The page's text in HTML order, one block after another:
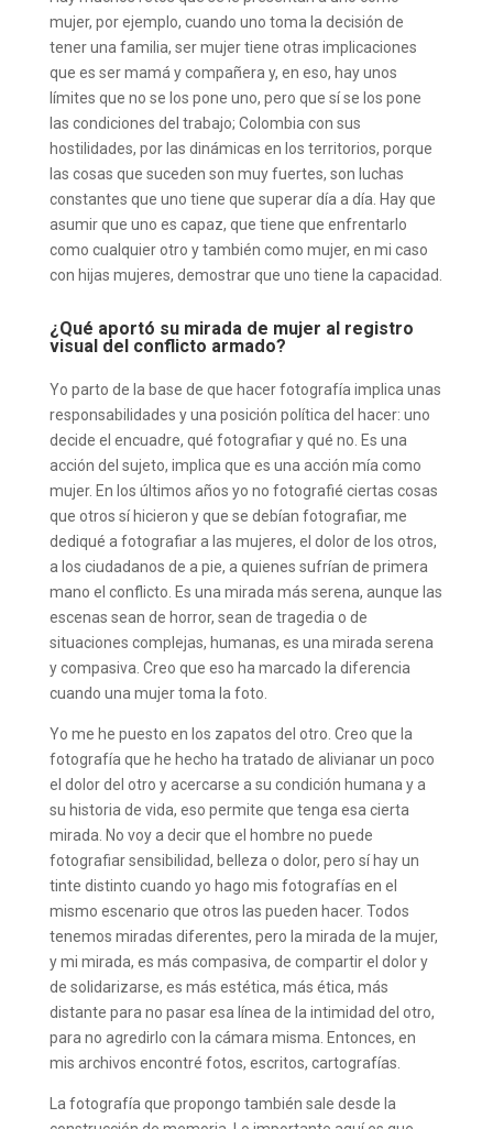
mujer, por ejemplo, cuando uno toma la decisión de
tener una familia, ser mujer tiene otras implicaciones
que es ser mamá y compañera y, en eso, hay unos
límites que no se los pone uno, pero que sí se los pone
las condiciones del trabajo; Colombia con sus
hostilidades, por las dinámicas en los territorios, porque
las cosas que suceden son muy fuertes, son luchas
constantes que uno tiene que superar día a día. Hay que
asumir que uno es capaz, que tiene que enfrentarlo
como cualquier otro y también como mujer, en mi caso
con hijas mujeres, demostrar que uno tiene la capacidad.
¿Qué aportó su mirada de mujer al registro
visual del conflicto armado?
Yo parto de la base de que hacer fotografía implica unas
responsabilidades y una posición política del hacer: uno
decide el encuadre, qué fotografiar y qué no. Es una
acción del sujeto, implica que es una acción mía como
mujer. En los últimos años yo no fotografié ciertas cosas
que otros sí hicieron y que se debían fotografiar, me
dediqué a fotografiar a las mujeres, el dolor de los otros,
a los ciudadanos de a pie, a quienes sufrían de primera
mano el conflicto. Es una mirada más serena, aunque las
escenas sean de horror, sean de tragedia o de
situaciones complejas, humanas, es una mirada serena
y compasiva. Creo que eso ha marcado la diferencia
cuando una mujer toma la foto.
Yo me he puesto en los zapatos del otro. Creo que la
fotografía que he hecho ha tratado de alivianar un poco
el dolor del otro y acercarse a su condición humana y a
su historia de vida, eso permite que tenga esa cierta
mirada. No voy a decir que el hombre no puede
fotografiar sensibilidad, belleza o dolor, pero sí hay un
tinte distinto cuando yo hago mis fotografías en el
mismo escenario que otros las pueden hacer. Todos
tenemos miradas diferentes, pero la mirada de la mujer,
y mi mirada, es más compasiva, de compartir el dolor y
de solidarizarse, es más estética, más ética, más
distante para no pasar esa línea de la intimidad del otro,
para no agredirlo con la cámara misma. Entonces, en
mis archivos encontré fotos, escritos, cartografías.
La fotografía que propongo también sale desde la